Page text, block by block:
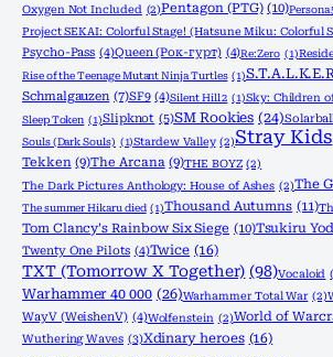
Oxygen Not Included (2)Pentagon (PTG) (10)Persona
Project SEKAI: Colorful Stage! (Hatsune Miku: Colorful
Psycho-Pass (4)Queen (Рок-гурт) (4)Re:Zero (1)
Rise of the Teenage Mutant Ninja Turtles (1)
Schmalgauzen (7)SF9 (4)Silent Hill 2 (1)Sky: Children
Sleep Token (1)Slipknot (5)SM Rookies (24)
Souls (Dark Souls) (1)Stardew Valley (2)Stray Kids
Tekken (9)The Arcana (9)THE BOYZ (2)
The Dark Pictures Anthology: House of Ashes (2)The
The summer Hikaru died (1)Thousand Autumns (11)
Tom Clancy's Rainbow Six Siege (10)Tsukiru
Twenty One Pilots (4)Twice (16)
TXT (Tomorrow X Together) (98)Vocaloid
Warhammer 40 000 (26)Warhammer Total War (2)
WayV (WeishenV) (4)Wolfenstein (2)World of
Wuthering Waves (3)Xdinary heroes (16)